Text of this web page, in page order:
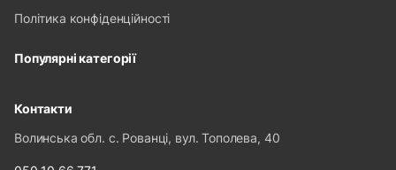
Політика конфіденційності
Популярні категорії
Контакти
Волинська обл. с. Рованці, вул. Тополева, 40